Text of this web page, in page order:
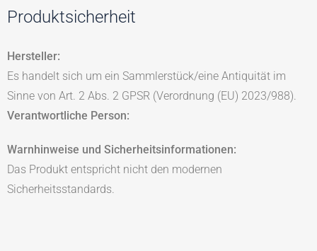
Produktsicherheit
Hersteller:
Es handelt sich um ein Sammlerstück/eine Antiquität im
Sinne von Art. 2 Abs. 2 GPSR (Verordnung (EU) 2023/988).
Verantwortliche Person:
Warnhinweise und Sicherheitsinformationen:
Das Produkt entspricht nicht den modernen
Sicherheitsstandards.